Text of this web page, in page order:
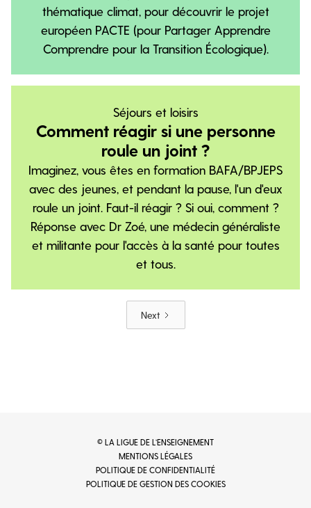
thématique climat, pour découvrir le projet
européen PACTE (pour Partager Apprendre
Comprendre pour la Transition Écologique).
Séjours et loisirs
Comment réagir si une personne
roule un joint ?
Imaginez, vous êtes en formation BAFA/BPJEPS
avec des jeunes, et pendant la pause, l'un d'eux
roule un joint. Faut-il réagir ? Si oui, comment ?
Réponse avec Dr Zoé, une médecin généraliste
et militante pour l'accès à la santé pour toutes
et tous.
Next
© LA LIGUE DE L’ENSEIGNEMENT
MENTIONS LÉGALES
POLITIQUE DE CONFIDENTIALITÉ
POLITIQUE DE GESTION DES COOKIES